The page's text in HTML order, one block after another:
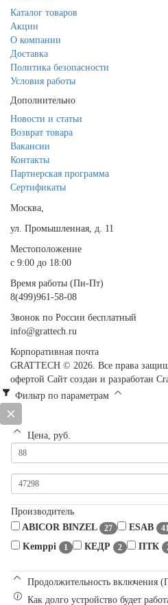
Каталог товаров
Акции
О компании
Доставка
Политика безопасности
Условия работы
Дополнительно
Новости и статьи
Возврат товара
Вакансии
Контакты
Партнерская программа
Сертификаты
Москва,
ул. Промышленная, д. 11
Местоположение
с 9:00 до 18:00
Время работы (Пн-Пт)
8(499)961-58-08
Звонок по России бесплатный
info@grattech.ru
Корпоративная почта
GRATTECH © 2026. Все права
офертой Сайт создан и разработан
Фильтр по параметрам
Цена, руб.
Производитель
ABICOR BINZEL
27 ESAB 41
Kemppi 1 КЕДР 2 ПТК
Продолжительность включения
Как долго устройство будет